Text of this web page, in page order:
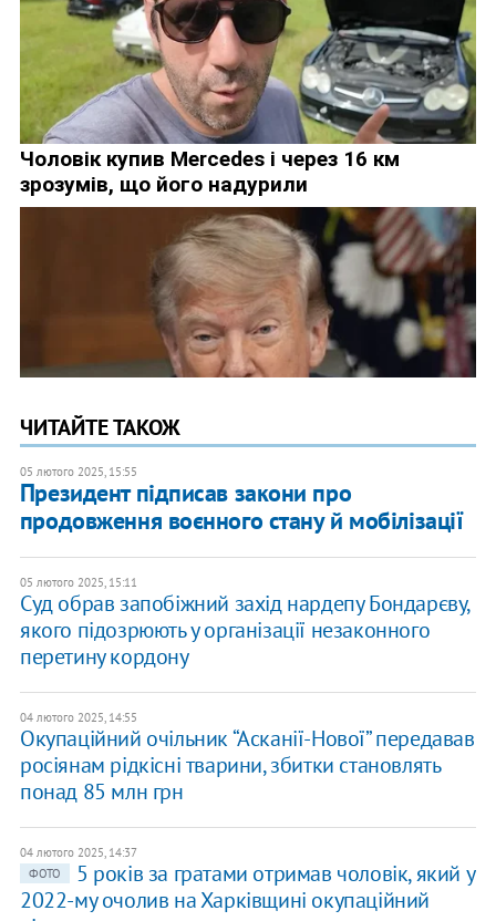
ЧИТАЙТЕ ТАКОЖ
05 лютого 2025, 15:55
Президент підписав закони про
продовження воєнного стану й мобілізації
05 лютого 2025, 15:11
Суд обрав запобіжний захід нардепу Бондарєву,
якого підозрюють у організації незаконного
перетину кордону
04 лютого 2025, 14:55
Окупаційний очільник “Асканії-Нової” передавав
росіянам рідкісні тварини, збитки становлять
понад 85 млн грн
04 лютого 2025, 14:37
ФОТО
5 років за гратами отримав чоловік, який у
2022-му очолив на Харківщині окупаційний